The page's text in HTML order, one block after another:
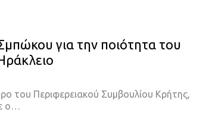
για την ποιότητα του
του Περιφερειακού Συμβουλίου Κρήτης,
ο…